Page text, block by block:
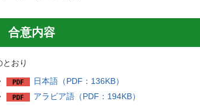
意内容
とおり
日本語（PDF：136KB）
アラビア語（PDF：194KB）